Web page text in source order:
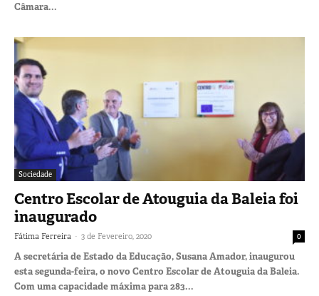
Câmara...
Sociedade
Centro Escolar de Atouguia da Baleia foi
inaugurado
Fátima Ferreira - 3 de Fevereiro, 2020 0
A secretária de Estado da Educação, Susana Amador, inaugurou
esta segunda-feira, o novo Centro Escolar de Atouguia da Baleia.
Com uma capacidade máxima para 283...